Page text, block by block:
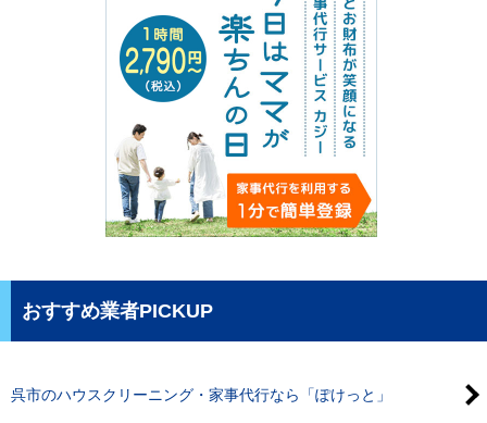
おすすめ業者PICKUP
呉市のハウスクリーニング・家事代行なら「ぽけっと」